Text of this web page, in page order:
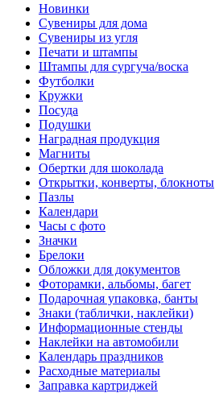
Новинки
Сувениры для дома
Сувениры из угля
Печати и штампы
Штампы для сургуча/воска
Футболки
Кружки
Посуда
Подушки
Наградная продукция
Магниты
Обертки для шоколада
Открытки, конверты, блокноты
Пазлы
Календари
Часы с фото
Значки
Брелоки
Обложки для документов
Фоторамки, альбомы, багет
Подарочная упаковка, банты
Знаки (таблички, наклейки)
Информационные стенды
Наклейки на автомобили
Календарь праздников
Расходные материалы
Заправка картриджей